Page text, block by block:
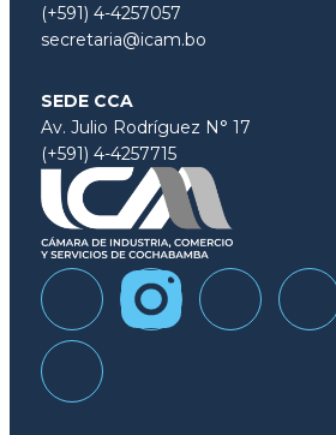
(+591) 4-4257057
secretaria@icam.bo
SEDE CCA
Av. Julio Rodríguez N° 17
(+591) 4-4257715